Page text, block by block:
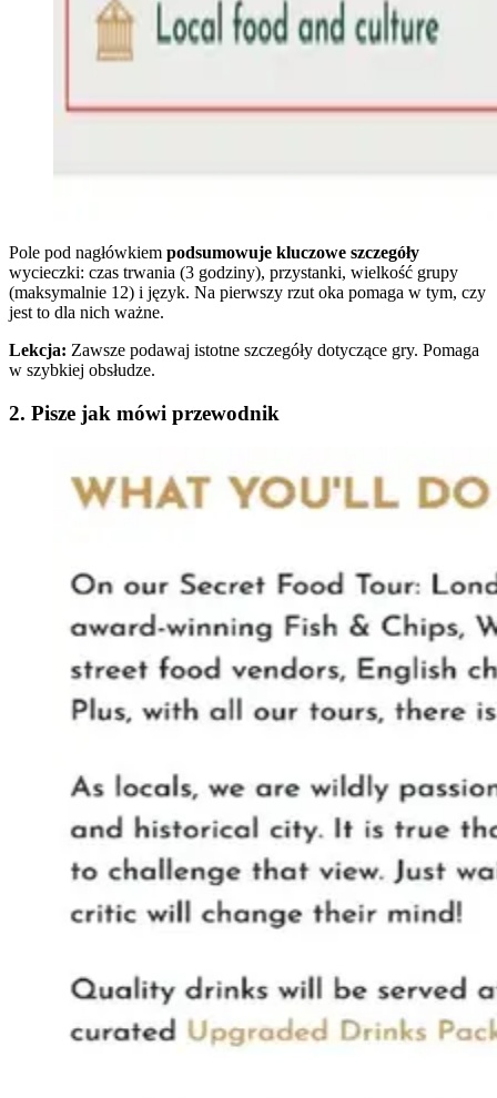
Pole pod nagłówkiem podsumowuje kluczowe szczegóły
wycieczki: czas trwania (3 godziny), przystanki, wielkość grupy
(maksymalnie 12) i język. Na pierwszy rzut oka pomaga w tym, czy
jest to dla nich ważne.
Lekcja: Zawsze podawaj istotne szczegóły dotyczące gry. Pomaga
w szybkiej obsłudze.
2. Pisze jak mówi przewodnik